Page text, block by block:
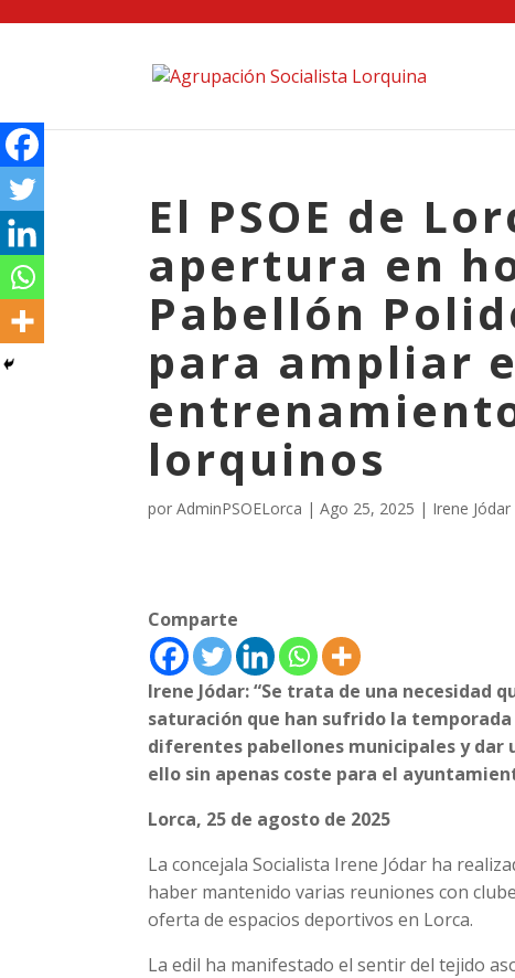
El PSOE de
apertura en
Pabellón
para ampliar
lorquinos
porAdminPSOELorca |Ago 25, 2025 | Irene Jódar
Comparte
Irene Jódar: “Se trata de una necesidad
saturación que han sufrido la
diferentes pabellones municipales y dar
ello sin apenas coste para el
Lorca, 25 de agosto de 2025
La concejala Socialista Irene Jódar ha
haber mantenido varias reuniones con
oferta de espacios deportivos en Lorca.
La edil ha manifestado el sentir del tejido